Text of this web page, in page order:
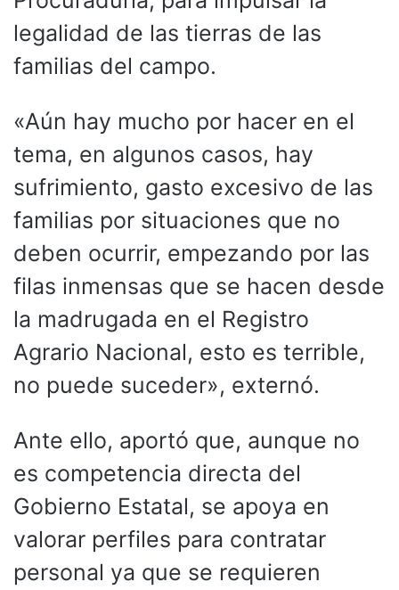
legalidad de las tierras de las
familias del campo.
«Aún hay mucho por hacer en el
tema, en algunos casos, hay
sufrimiento, gasto excesivo de las
familias por situaciones que no
deben ocurrir, empezando por las
filas inmensas que se hacen desde
la madrugada en el Registro
Agrario Nacional, esto es terrible,
no puede suceder», externó.
Ante ello, aportó que, aunque no
es competencia directa del
Gobierno Estatal, se apoya en
valorar perfiles para contratar
personal ya que se requieren